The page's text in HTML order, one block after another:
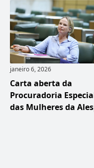
janeiro 6, 2026
Carta aberta da
Procuradoria
das Mulheres da